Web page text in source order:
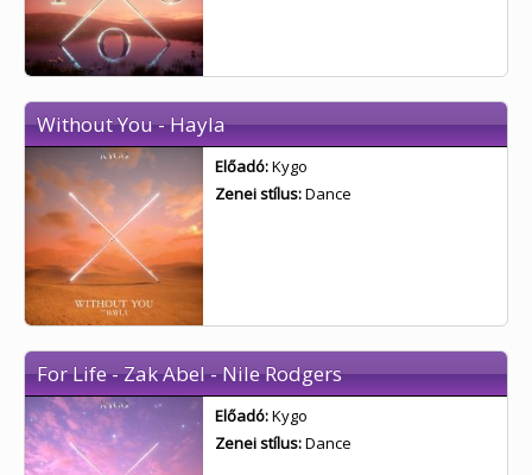
Without You - Hayla
Előadó:Kygo
Zenei stílus:Dance
For Life - Zak Abel - Nile Rodgers
Előadó:Kygo
Zenei stílus:Dance